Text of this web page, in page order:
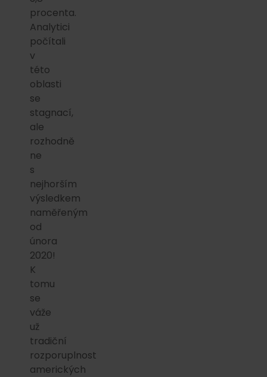
procenta.
Analytici
počítali
v
této
oblasti
se
stagnací,
ale
rozhodně
ne
s
nejhorším
výsledkem
naměřeným
od
února
2020!
K
tomu
se
váže
už
tradiční
rozporuplnost
amerických